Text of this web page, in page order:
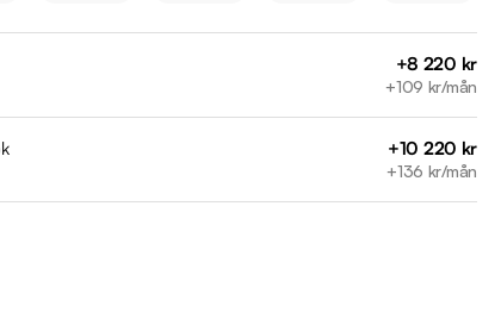
på Trustpilot
+8 220 kr
+109 kr/mån
+10 220 kr
+136 kr/mån